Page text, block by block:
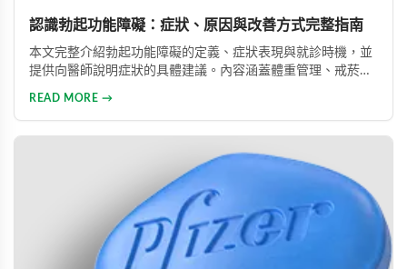
認識勃起功能障礙：症狀、原因與改善方式完整指南
本文完整介紹勃起功能障礙的定義、症狀表現與就診時機，並
提供向醫師說明症狀的具體建議。內容涵蓋體重管理、戒菸限
勇敢面對並積極治療，重拾自信與美滿的性生活。
READ MORE →